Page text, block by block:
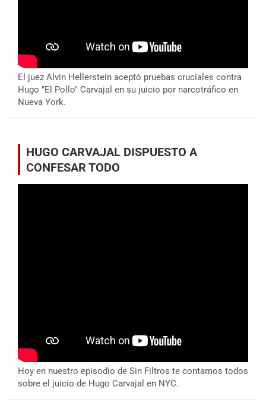
El juez Alvin Hellerstein aceptó pruebas cruciales contra
Hugo "El Pollo" Carvajal en su juicio por narcotráfico en
Nueva York.
HUGO CARVAJAL DISPUESTO A
CONFESAR TODO
Hoy en nuestro episodio de Sin Filtros te contamos todos
sobre el juicio de Hugo Carvajal en NYC.